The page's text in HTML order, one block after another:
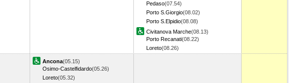
Pedaso(07.54)
Porto S.Giorgio(08.02)
Porto S.Elpidio(08.08)
Civitanova Marche(08.13)
Porto Recanati(08.22)
Loreto(08.26)
Ancona(05.15)
Osimo-Castelfidardo(05.26)
Loreto(05.32)